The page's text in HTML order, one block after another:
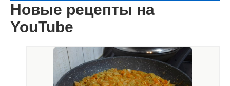
Новые рецепты на
YouTube